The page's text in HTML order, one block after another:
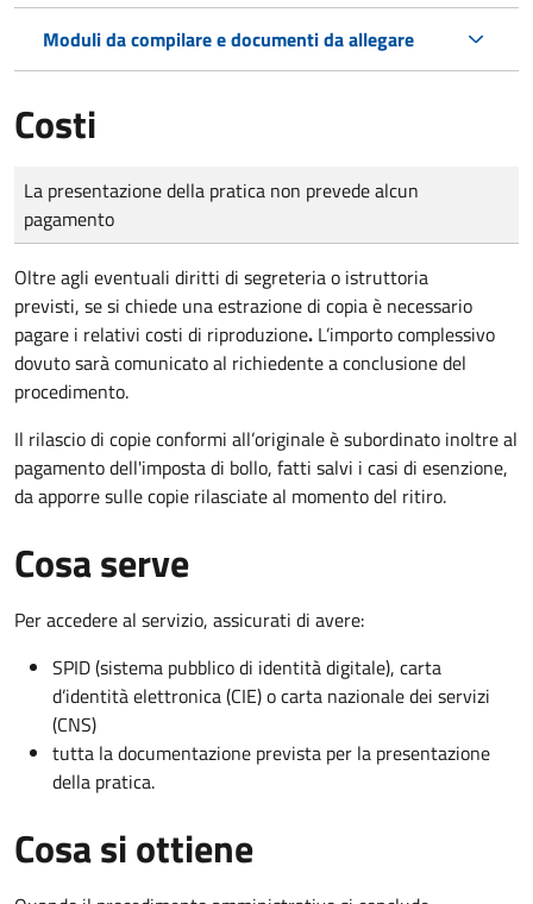
Moduli da compilare e documenti da allegare
Costi
Tipo di pagamento
Importo
La presentazione della pratica non prevede alcun
pagamento
Oltre agli eventuali diritti di segreteria o istruttoria
previsti, se si chiede una estrazione di copia è necessario
pagare i relativi costi di riproduzione. L’importo complessivo
dovuto sarà comunicato al richiedente a conclusione del
procedimento.
Il rilascio di copie conformi all’originale è subordinato inoltre al
pagamento dell'imposta di bollo, fatti salvi i casi di esenzione,
da apporre sulle copie rilasciate al momento del ritiro.
Cosa serve
Per accedere al servizio, assicurati di avere:
SPID (sistema pubblico di identità digitale), carta
d’identità elettronica (CIE) o carta nazionale dei servizi
(CNS)
tutta la documentazione prevista per la presentazione
della pratica.
Cosa si ottiene